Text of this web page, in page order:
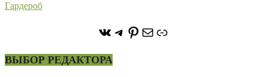
Гардероб
https://vk.com/
https://t.me/stoneforest
https://
ПочтаСсылка
ВЫБОР РЕДАКТОРА